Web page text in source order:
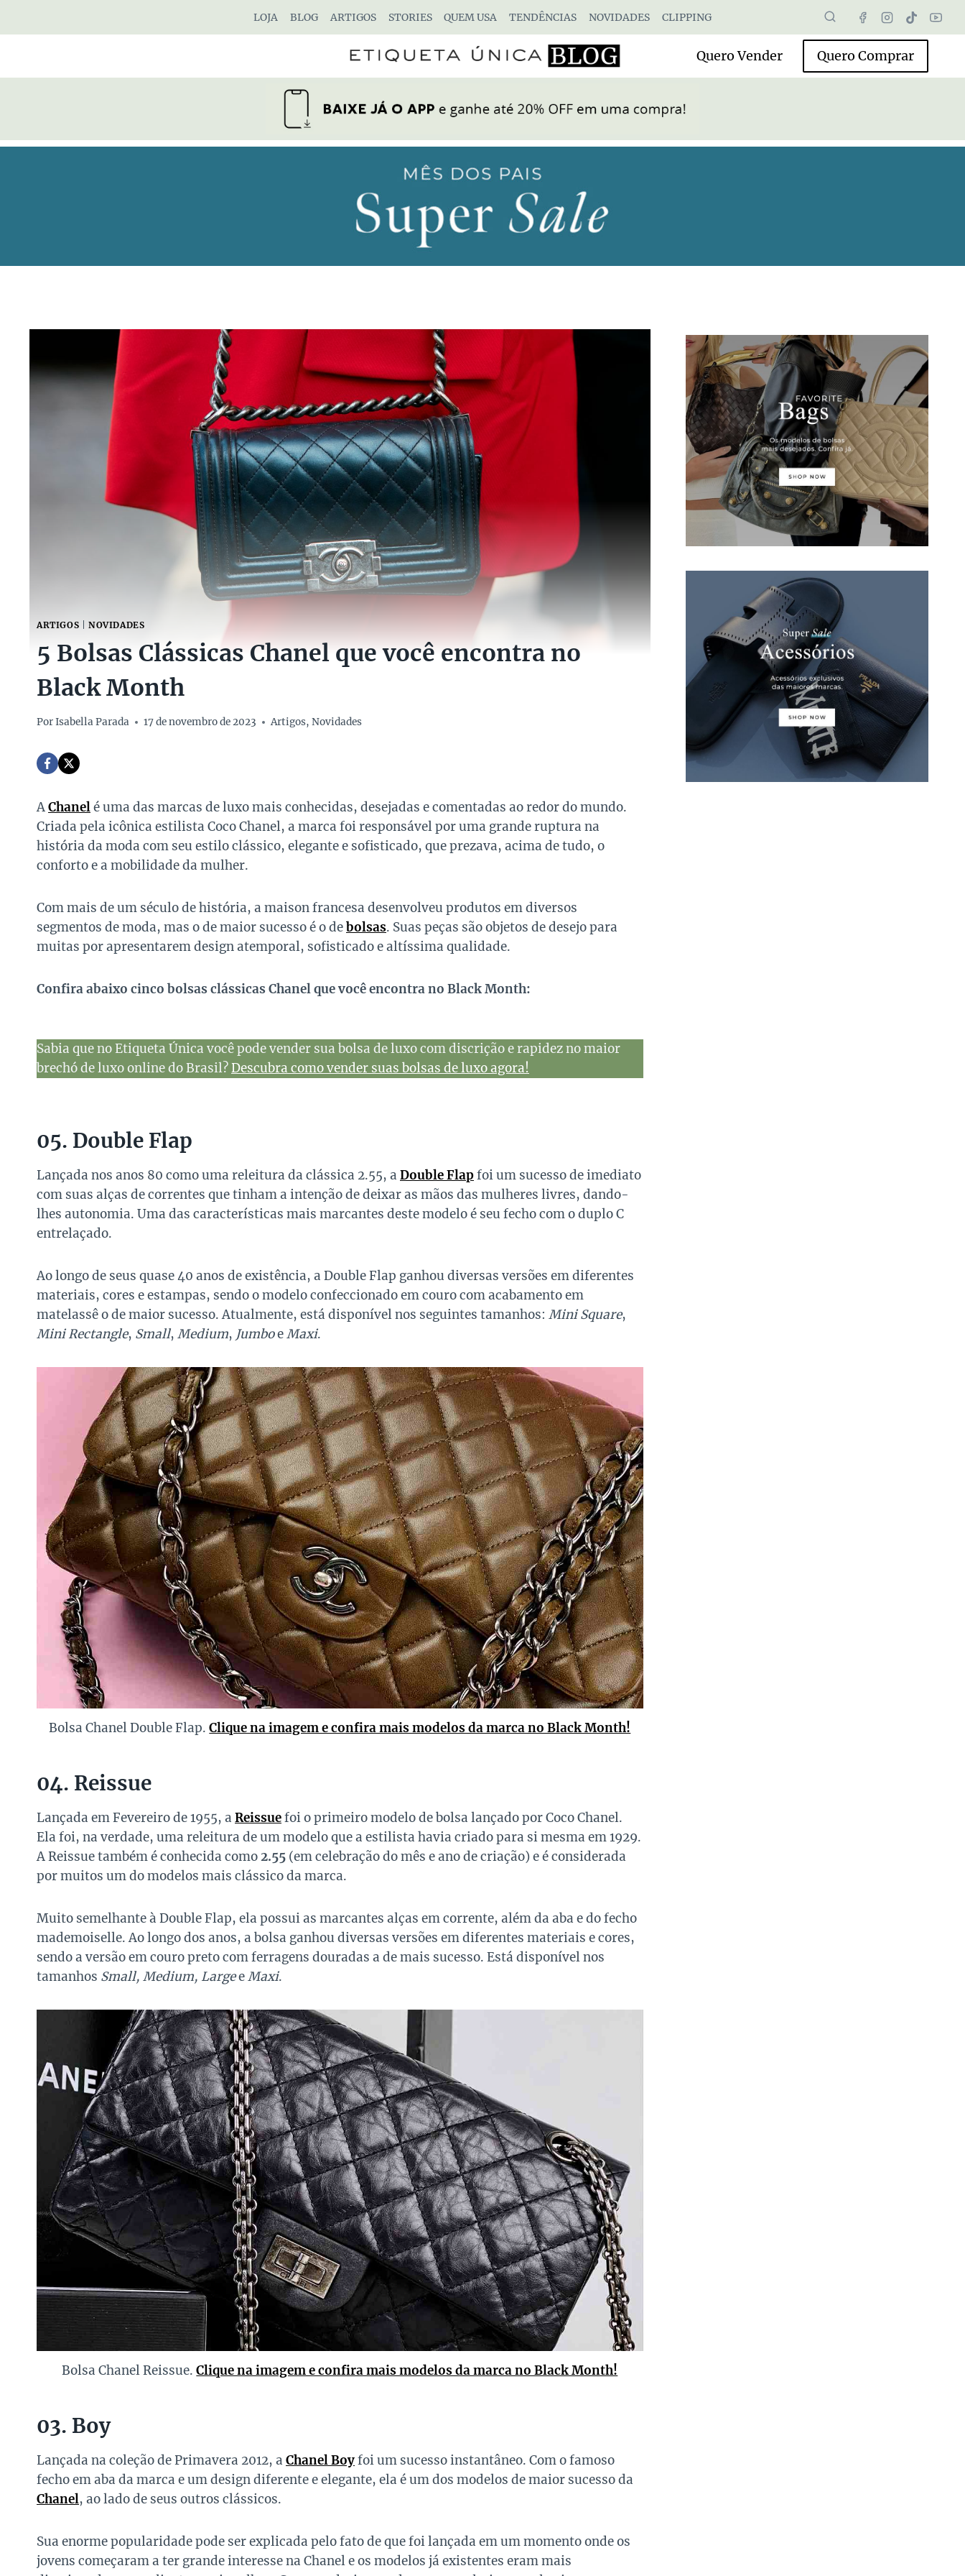
LOJA BLOG ARTIGOS STORIES QUEM USA TENDÊNCIAS NOVIDADES CLIPPING
Quero Vender Quero Comprar
ARTIGOS NOVIDADES
5 Bolsas Clássicas Chanel que você encontra no
Black Month
PorIsabella Parada 17 de novembro de 2023 Artigos,Novidades
AChanelé uma das marcas de luxo mais conhecidas, desejadas e comentadas ao redor do mundo.
Criada pela icônica estilista Coco Chanel, a marca foi responsável por uma grande ruptura na
história da moda com seu estilo clássico, elegante e sofisticado, que prezava, acima de tudo, o
conforto e a mobilidade da mulher.
Com mais de um século de história, a maison francesa desenvolveu produtos em diversos
segmentos de moda, mas o de maior sucesso é o debolsas. Suas peças são objetos de desejo para
muitas por apresentarem design atemporal, sofisticado e altíssima qualidade.
Confira abaixo cinco bolsas clássicas Chanel que você encontra no Black Month:
Sabia que no Etiqueta Única você pode vender sua bolsa de luxo com discrição e rapidez no maior
brechó de luxo online do Brasil?Descubra como vender suas bolsas de luxo agora!
05. Double Flap
Lançada nos anos 80 como uma releitura da clássica 2.55, a Double Flapfoi um sucesso de imediato
com suas alças de correntes que tinham a intenção de deixar as mãos das mulheres livres, dando-
lhes autonomia. Uma das características mais marcantes deste modelo é seu fecho com o duplo C
entrelaçado.
Ao longo de seus quase 40 anos de existência, a Double Flap ganhou diversas versões em diferentes
materiais, cores e estampas, sendo o modelo confeccionado em couro com acabamento em
matelassê o de maior sucesso. Atualmente, está disponível nos seguintes tamanhos: Mini Square,
Mini Rectangle, Small, Medium, JumboeMaxi.
Bolsa Chanel Double Flap.Clique na imagem e confira mais modelos da marca no Black Month!
04. Reissue
Lançada em Fevereiro de 1955, a Reissuefoi o primeiro modelo de bolsa lançado por Coco Chanel.
Ela foi, na verdade, uma releitura de um modelo que a estilista havia criado para si mesma em 1929.
A Reissue também é conhecida como2.55 (em celebração do mês e ano de criação) e é considerada
por muitos um do modelos mais clássico da marca.
Muito semelhante à Double Flap, ela possui as marcantes alças em corrente, além da aba e do fecho
mademoiselle. Ao longo dos anos, a bolsa ganhou diversas versões em diferentes materiais e cores,
sendo a versão em couro preto com ferragens douradas a de mais sucesso. Está disponível nos
tamanhos Small, Medium, LargeeMaxi.
Bolsa Chanel Reissue.Clique na imagem e confira mais modelos da marca no Black Month!
03. Boy
Lançada na coleção de Primavera 2012, a Chanel Boyfoi um sucesso instantâneo. Com o famoso
fecho em aba da marca e um design diferente e elegante, ela é um dos modelos de maior sucesso da
Chanel, ao lado de seus outros clássicos.
Sua enorme popularidade pode ser explicada pelo fato de que foi lançada em um momento onde os
jovens começaram a ter grande interesse na Chanel e os modelos já existentes eram mais